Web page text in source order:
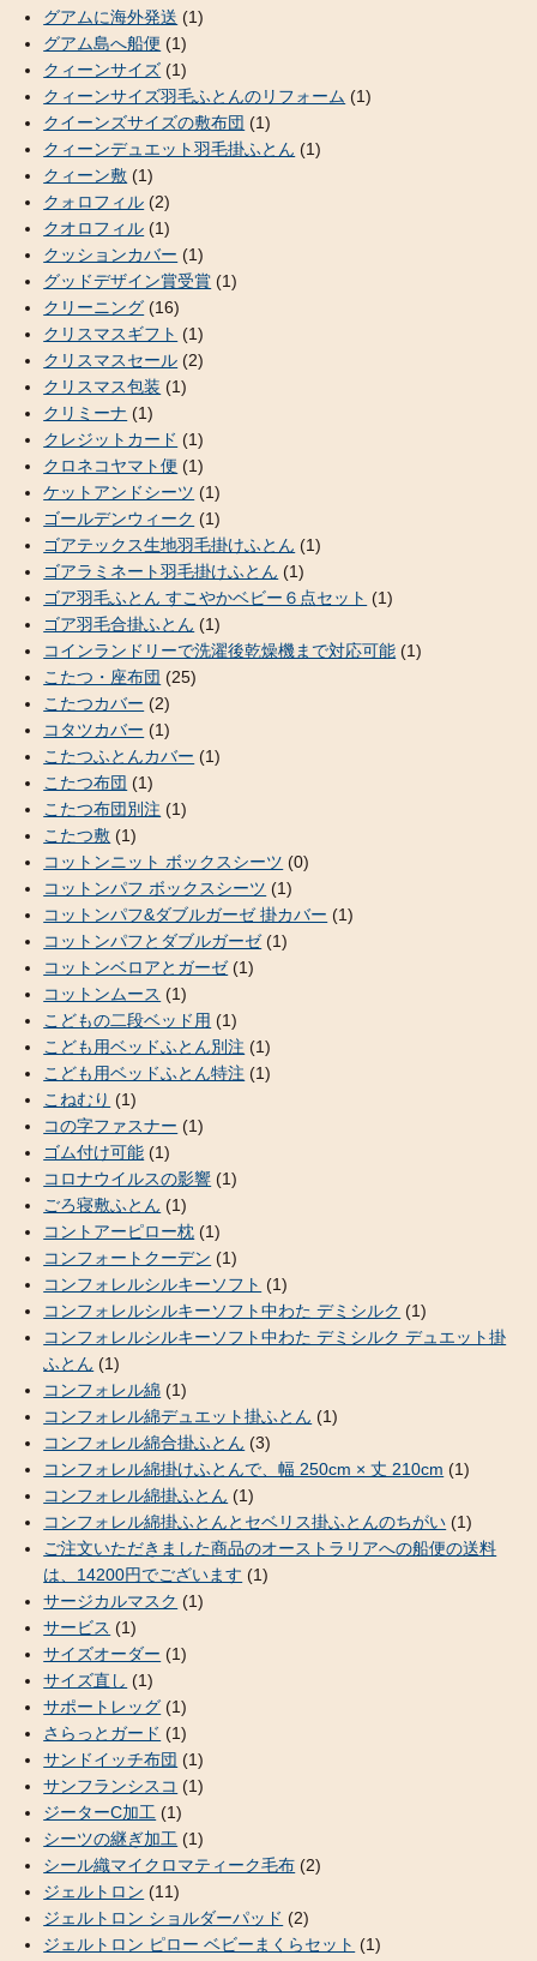
グアムに海外発送 (1)
グアム島へ船便 (1)
クィーンサイズ (1)
クィーンサイズ羽毛ふとんのリフォーム (1)
クイーンズサイズの敷布団 (1)
クィーンデュエット羽毛掛ふとん (1)
クィーン敷 (1)
クォロフィル (2)
クオロフィル (1)
クッションカバー (1)
グッドデザイン賞受賞 (1)
クリーニング (16)
クリスマスギフト (1)
クリスマスセール (2)
クリスマス包装 (1)
クリミーナ (1)
クレジットカード (1)
クロネコヤマト便 (1)
ケットアンドシーツ (1)
ゴールデンウィーク (1)
ゴアテックス生地羽毛掛けふとん (1)
ゴアラミネート羽毛掛けふとん (1)
ゴア羽毛ふとん すこやかベビー６点セット (1)
ゴア羽毛合掛ふとん (1)
コインランドリーで洗濯後乾燥機まで対応可能 (1)
こたつ・座布団 (25)
こたつカバー (2)
コタツカバー (1)
こたつふとんカバー (1)
こたつ布団 (1)
こたつ布団別注 (1)
こたつ敷 (1)
コットンニット ボックスシーツ (0)
コットンパフ ボックスシーツ (1)
コットンパフ&ダブルガーゼ 掛カバー (1)
コットンパフとダブルガーゼ(1)
コットンベロアとガーゼ(1)
コットンムース (1)
こどもの二段ベッド用 (1)
こども用ベッドふとん別注 (1)
こども用ベッドふとん特注 (1)
こねむり (1)
コの字ファスナー (1)
ゴム付け可能 (1)
コロナウイルスの影響 (1)
ごろ寝敷ふとん (1)
コントアーピロー枕 (1)
コンフォートクーデン (1)
コンフォレルシルキーソフト (1)
コンフォレルシルキーソフト中わた デミシルク (1)
コンフォレルシルキーソフト中わた デミシルク デュエット掛
ふとん (1)
コンフォレル綿 (1)
コンフォレル綿デュエット掛ふとん (1)
コンフォレル綿合掛ふとん (3)
コンフォレル綿掛けふとんで、幅 250cm × 丈 210cm (1)
コンフォレル綿掛ふとん (1)
コンフォレル綿掛ふとんとセベリス掛ふとんのちがい (1)
ご注文いただきました商品のオーストラリアへの船便の送料
は、14200円でございます (1)
サージカルマスク (1)
サービス (1)
サイズオーダー (1)
サイズ直し (1)
サポートレッグ (1)
さらっとガード (1)
サンドイッチ布団 (1)
サンフランシスコ (1)
ジーターC加工 (1)
シーツの継ぎ加工 (1)
シール織マイクロマティーク毛布 (2)
ジェルトロン (11)
ジェルトロン ショルダーパッド (2)
ジェルトロン ピロー ベビーまくらセット (1)